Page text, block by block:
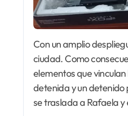
Con un amplio despliegue de la policía se pudo realizar varios allanamientos simultáneos en la
ciudad. Como
elementos que
detenida y un detenido
se traslada a Rafaela y